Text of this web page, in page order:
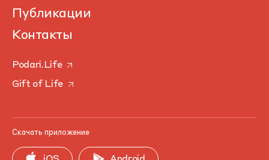
Публикации
Контакты
Podari.Life
Gift of Life
Скачать приложение